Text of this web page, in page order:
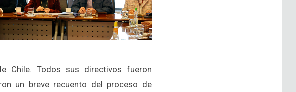
Chile. Todos sus directivos fueron
un breve recuento del proceso de